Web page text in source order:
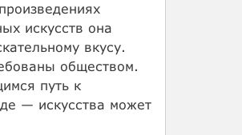
искусств она
вкусу.
обществом.
путь к
— искусства может